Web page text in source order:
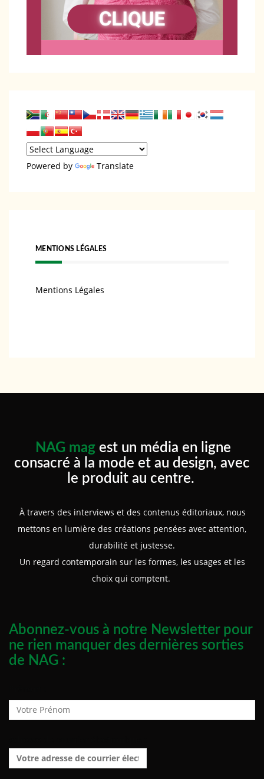
Powered by Translate
MENTIONS LÉGALES
Mentions Légales
NAG mag est un média en ligne
consacré à la mode et au design, avec
le produit au centre.
À travers des interviews et des contenus éditoriaux, nous
mettons en lumière des créations pensées avec attention,
durabilité et justesse.
Un regard contemporain sur les formes, les usages et les
choix qui comptent.
Abonnez-vous à notre Newsletter pour
ne rien manquer des dernières sorties
de NAG :